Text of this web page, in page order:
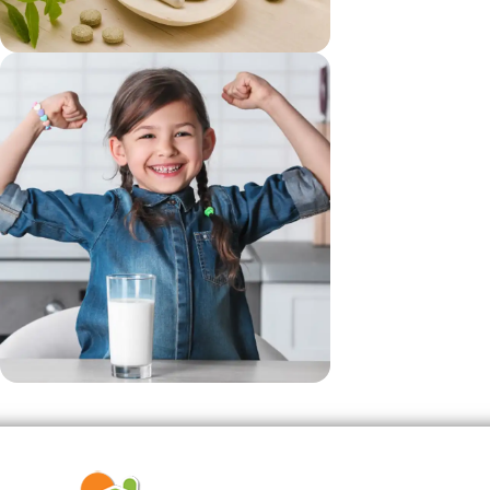
vezi si...
Suplimente
vezi si...